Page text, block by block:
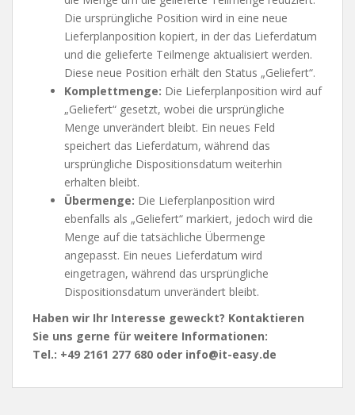
Die ursprüngliche Position wird in eine neue
Lieferplanposition kopiert, in der das Lieferdatum
und die gelieferte Teilmenge aktualisiert werden.
Diese neue Position erhält den Status „Geliefert“.
Komplettmenge: Die Lieferplanposition wird auf
„Geliefert“ gesetzt, wobei die ursprüngliche
Menge unverändert bleibt. Ein neues Feld
speichert das Lieferdatum, während das
ursprüngliche Dispositionsdatum weiterhin
erhalten bleibt.
Übermenge: Die Lieferplanposition wird
ebenfalls als „Geliefert“ markiert, jedoch wird die
Menge auf die tatsächliche Übermenge
angepasst. Ein neues Lieferdatum wird
eingetragen, während das ursprüngliche
Dispositionsdatum unverändert bleibt.
Haben wir Ihr Interesse geweckt? Kontaktieren
Sie uns gerne für weitere Informationen:
Tel.: +49 2161 277 680 oder info@it-easy.de